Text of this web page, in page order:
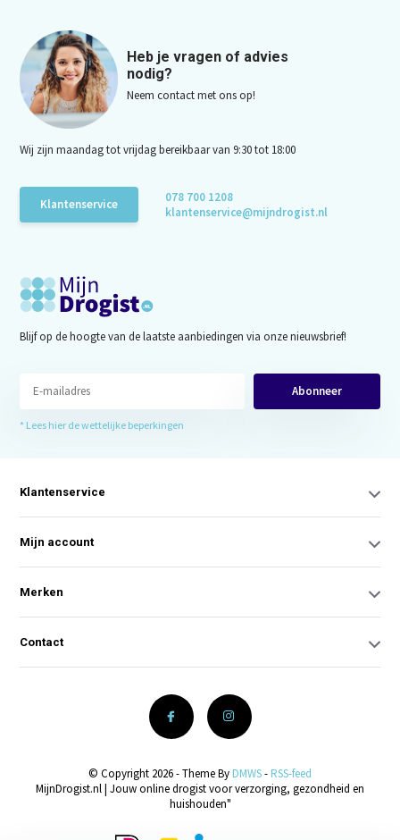
Heb je vragen of advies
nodig?
Neem contact met ons op!
Wij zijn maandag tot vrijdag bereikbaar van 9:30 tot 18:00
Klantenservice
078 700 1208
klantenservice@mijndrogist.nl
Blijf op de hoogte van de laatste aanbiedingen via onze nieuwsbrief!
Abonneer
* Lees hier de wettelijke beperkingen
Klantenservice
Mijn account
Merken
Contact
© Copyright 2026 - Theme By DMWS- RSS-feed
MijnDrogist.nl | Jouw online drogist voor verzorging, gezondheid en
huishouden"